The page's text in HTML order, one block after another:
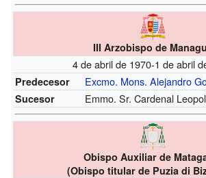
III Arzobispo de
4 de abril de 1970-1 de abril
Predecesor Excmo. Mons. Alejandro
Sucesor Emmo. Sr. Cardenal
Obispo Auxiliar de
(Obispo titular de Puzia di